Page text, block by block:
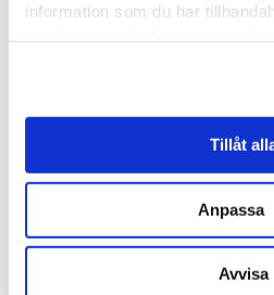
information som du har
Tillåt
Anpassa
Avvisa
Projekt
Av
Projektet kommer
alkoholbaserade, som
desinfektionsmedel och